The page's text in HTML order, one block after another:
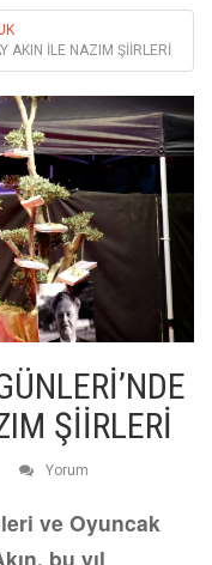
AKIN İLE NAZIM ŞİİRLERİ
ŞİİRLERİ
Yorum
ve Oyuncak
bu yıl